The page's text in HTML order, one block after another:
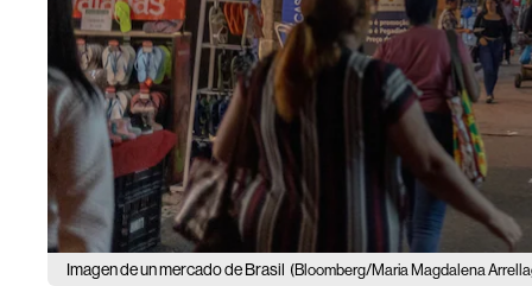
Imagen de un mercado de Brasil (Bloomberg/Maria Magdalena